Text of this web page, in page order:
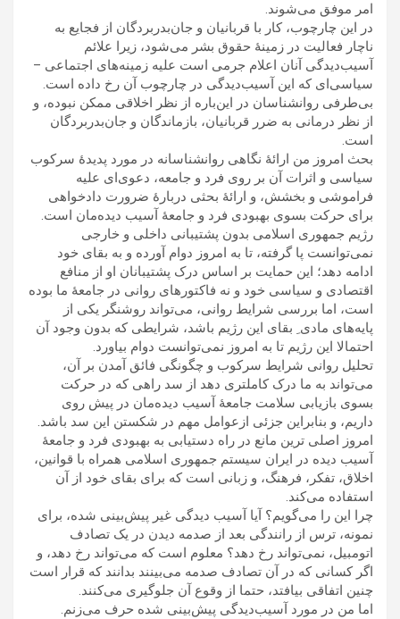
امر موفق می‌شوند.
در اين چارچوب، کار با قربانيان و جان‌بدربردگان از فجايع به
ناچار فعاليت در زمينۀ حقوق بشر می‌شود، زيرا علائم
آسيب‌ديدگی آنان اعلام جرمی است عليه زمينه‌های اجتماعی –
سياسی‌ای که اين آسيب‌ديدگی در چارچوب آن رخ داده است.
بی‌طرفی روانشناسان در اين‌باره از نظر اخلاقی ممکن نبوده، و
از نظر درمانی به ضرر قربانيان، بازماندگان و جان‌بدربردگان
است.
بحث امروز من ارائۀ نگاهی روانشناسانه در مورد پديدۀ سرکوب
سياسی و اثرات آن بر روی فرد و جامعه، دعوی‌ای عليه
فراموشی و بخشش، و ارائۀ بحثی دربارۀ ضرورت دادخواهی
برای حرکت بسوی بهبودی فرد و جامعۀ آسيب ديده‌مان است.
رژيم جمهوری اسلامی بدون پشتيبانی داخلی و خارجی
نمی‌توانست پا گرفته، تا به امروز دوام آورده و به بقای خود
ادامه دهد؛ اين حمايت بر اساس درک پشتيبانان او از منافع
اقتصادی و سياسی خود و نه فاکتورهای روانی در جامعۀ ما بوده
است، اما بررسی شرايط روانی، می‌تواند روشنگر يکی از
پايه‌های مادی ِ بقای اين رژيم باشد، شرايطی که بدون وجود آن
احتمالا اين رژيم تا به امروز نمی‌توانست دوام بياورد.
تحليل روانی شرايط سرکوب و چگونگی فائق آمدن بر آن،
می‌تواند به ما درک کاملتری دهد از سد راهی که در حرکت
بسوی بازيابی سلامت جامعۀ آسيب ديده‌مان در پيش روی
داريم، و بنابراين جزئی ازعوامل مهم در شکستن اين سد باشد.
امروز اصلی ترين مانع در راه دستيابی به بهبودی فرد و جامعۀ
آسيب ديده در ايران سيستم جمهوری اسلامی همراه با قوانين،
اخلاق، تفکر، فرهنگ، و زبانی است که برای بقای خود از آن
استفاده می‌کند.
چرا اين را می‌گويم؟ آيا آسيب ديدگی غير پيش‌بينی شده، برای
نمونه، ترس از رانندگی بعد از صدمه ديدن در يک تصادف
اتومبيل، نمی‌تواند رخ دهد؟ معلوم است که می‌تواند رخ دهد، و
اگر کسانی که در آن تصادف صدمه می‌بينند بدانند که قرار است
چنين اتفاقی بيافتد، حتما از وقوع آن جلوگيری می‌کنند.
اما من در مورد آسيب‌ديدگی پيش‌بينی شده حرف می‌زنم.